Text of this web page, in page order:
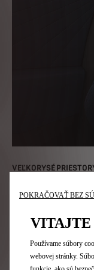
VEĽKORYSÉ
POKRAČOVAŤ BEZ
VITAJTE
Používame súbory
webovej stránky.